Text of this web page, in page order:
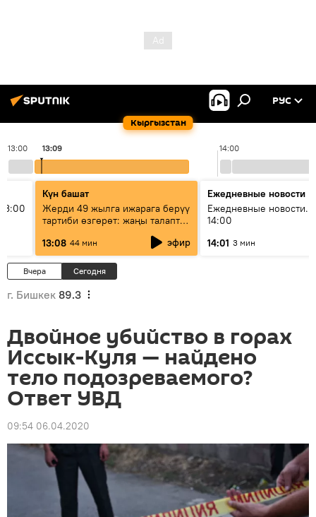
Кыргызстан
РУС
13:00 14:00
13:09
Күн башат
Жерди 49 жылга ижарага берүү
тартиби өзгөрөт: жаңы талаптар
13:08 44 мин эфир
Ежедневные новости
Ежедневные новости.
14:00
14:01 3 мин
Вчера Сегодня
г. Бишкек 89.3
Двойное убийство в горах
Иссык-Куля — найдено
тело подозреваемого?
Ответ УВД
09:54 06.04.2020